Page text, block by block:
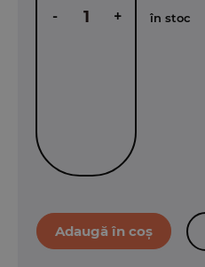
- + în stoc